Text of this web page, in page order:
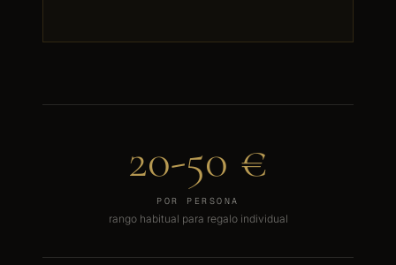
20-50 €
POR PERSONA
rango habitual para regalo individual